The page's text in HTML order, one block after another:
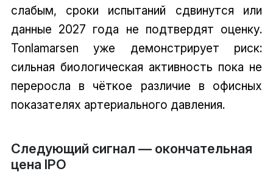
слабым, сроки испытаний сдвинутся или
данные 2027 года не подтвердят оценку.
Tonlamarsen уже демонстрирует риск:
сильная биологическая активность пока не
переросла в чёткое различие в офисных
показателях артериального давления.
Следующий сигнал — окончательная
цена IPO